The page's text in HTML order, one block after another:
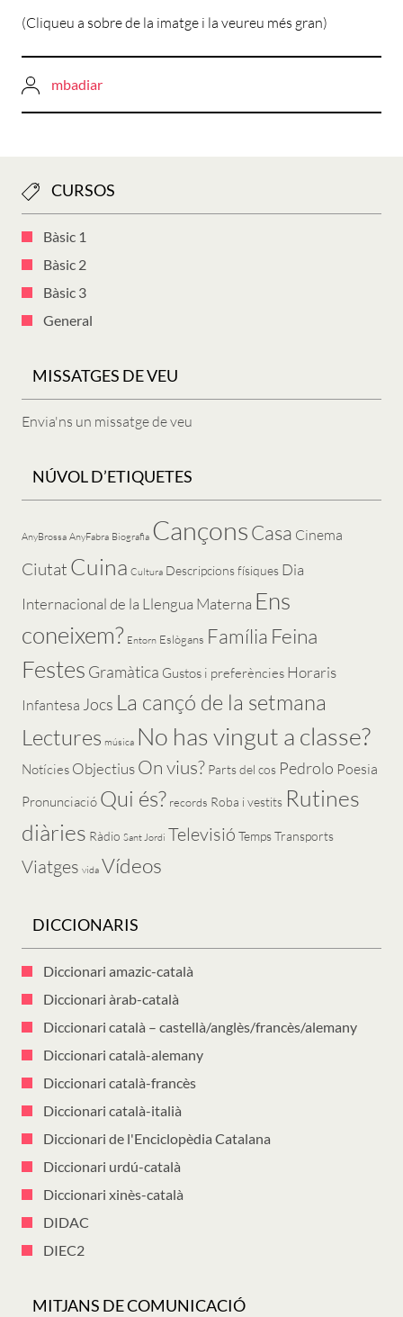
(Cliqueu a sobre de la imatge i la veureu més gran)
mbadiar
CURSOS
Bàsic 1
Bàsic 2
Bàsic 3
General
MISSATGES DE VEU
Envia'ns un missatge de veu
NÚVOL D’ETIQUETES
AnyBrossa AnyFabra Biografia CançonsCasa Cinema
Ciutat Cuina Cultura Descripcions físiques Dia
Internacional de la Llengua Materna Ens
coneixem? Entorn Eslògans Família Feina
Festes Gramàtica Gustos i preferències Horaris
Infantesa Jocs La cançó de la setmana
Lectures música No has vingut a classe?
Notícies ObjectiusOn vius? Parts del cos Pedrolo Poesia
Pronunciació Qui és? records Roba i vestits Rutines
diàries Ràdio Sant Jordi Televisió TempsTransports
Viatges vida Vídeos
DICCIONARIS
Diccionari amazic-català
Diccionari àrab-català
Diccionari català – castellà/anglès/francès/alemany
Diccionari català-alemany
Diccionari català-francès
Diccionari català-italià
Diccionari de l'Enciclopèdia Catalana
Diccionari urdú-català
Diccionari xinès-català
DIDAC
DIEC2
MITJANS DE COMUNICACIÓ